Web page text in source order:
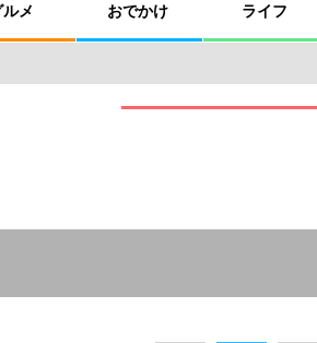
ルメ おでかけ ライフ